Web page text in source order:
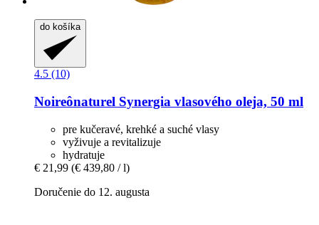
do košíka
4.5 (10)
Noireônaturel Synergia vlasového oleja, 50 ml
pre kučeravé, krehké a suché vlasy
vyživuje a revitalizuje
hydratuje
€ 21,99 (€ 439,80 / l)
Doručenie do 12. augusta